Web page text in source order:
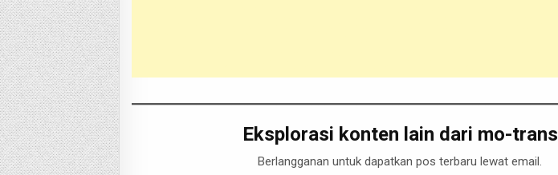
Eksplorasi konten lain dari mo-trans
Berlangganan untuk dapatkan pos terbaru lewat email.